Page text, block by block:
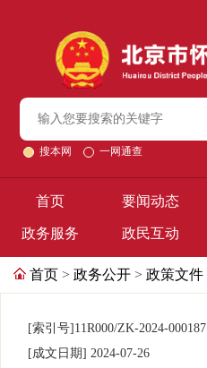
搜本网 一网通查
首页 要闻动态
政务服务 政民互动
首页 > 政务公开 > 政策文件
[索引号] 11R000/ZK-2024-000187
[成文日期] 2024-07-26